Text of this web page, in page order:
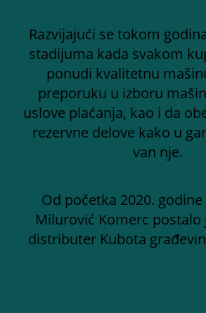
Razvijajući se tokom
stadijuma kada svakom
ponudi kvalitetnu
preporuku u izboru
uslove plaćanja, kao i da
rezervne delove kako u
van nje.
Od početka 2020.
Milurović Komerc postalo
distributer Kubota